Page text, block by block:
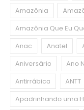
Amazônia
Amazônia Que Eu
Anac
Anatel
Aniversário
Ano
Antirrábica
ANTT
Apadrinhando uma